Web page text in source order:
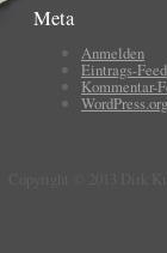
Meta
Anmelden
Eintrags-Feed
Kommentar-
WordPress.org